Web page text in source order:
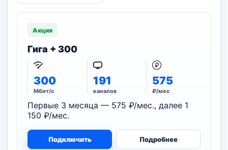
Акция
Гига + 300
300
Мбит/с
191
каналов
575
₽/мес
Первые 3 месяца — 575 ₽/мес., далее 1
150 ₽/мес.
Подключить Подробнее